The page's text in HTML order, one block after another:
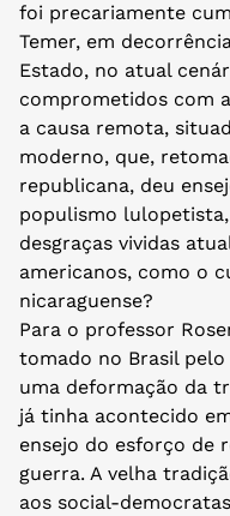
foi precariamente
Temer, em
Estado, no atual
comprometidos com
a causa remota,
moderno, que,
republicana, deu
populismo
desgraças vividas
americanos, como o
nicaraguense?
Para o professor
tomado no Brasil
uma deformação da
já tinha acontecido
ensejo do esforço de
guerra. A velha
aos social-